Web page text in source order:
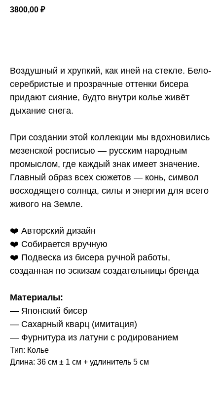
3800,00 ₽
Воздушный и хрупкий, как иней на стекле. Бело-
серебристые и прозрачные оттенки бисера
придают сияние, будто внутри колье живёт
дыхание снега.
При создании этой коллекции мы вдохновились
мезенской росписью — русским народным
промыслом, где каждый знак имеет значение.
Главный образ всех сюжетов — конь, символ
восходящего солнца, силы и энергии для всего
живого на Земле.
❤️ Авторский дизайн
❤️ Собирается вручную
❤️ Подвеска из бисера ручной работы,
созданная по эскизам создательницы бренда
Материалы:
— Японский бисер
— Сахарный кварц (имитация)
— Фурнитура из латуни с родированием
Тип: Колье
Длина: 36 см ± 1 см + удлинитель 5 см